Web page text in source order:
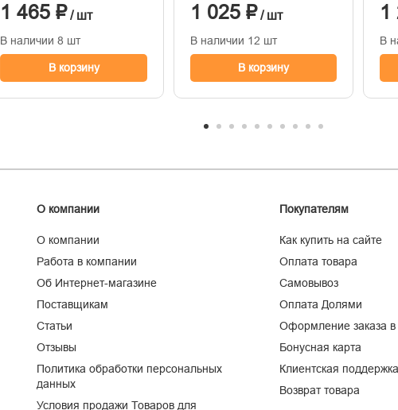
1 465 ₽ / шт
В наличии 8 шт
В корзину
магнитный, 600 мм
1 025 ₽/ шт
В наличии 12 шт
В корзину
1
В
О компании
О компании
Работа в компании
Об Интернет-магазине
Поставщикам
Статьи
Отзывы
Политика обработки персональных
данных
Условия продажи Товаров для
Покупателям
Как купить на сайте
Оплата товара
Самовывоз
Оплата Долями
Оформление заказа в
Бонусная карта
Клиентская поддержка
Возврат товара